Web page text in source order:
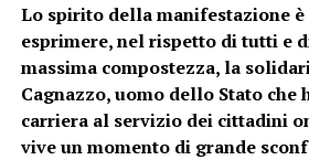
Lo spirito della manifestazione
esprimere, nel rispetto di tutti e
massima compostezza, la
Cagnazzo, uomo dello Stato che
carriera al servizio dei cittadini
vive un momento di grande